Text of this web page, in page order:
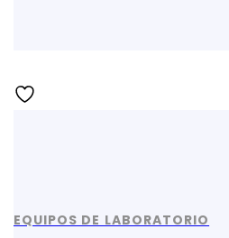
EQUIPOS DE LABORATORIO